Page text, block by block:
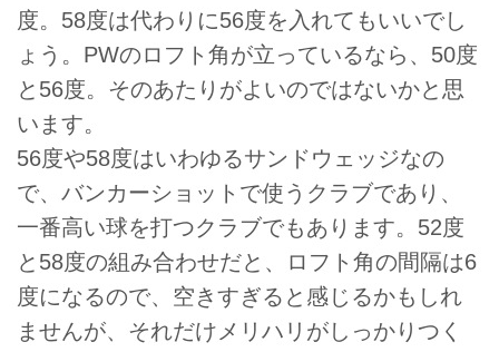
度。58度は代わりに56度を入れてもいいでし
ょう。PWのロフト角が立っているなら、50度
と56度。そのあたりがよいのではないかと思
います。
56度や58度はいわゆるサンドウェッジなの
で、バンカーショットで使うクラブであり、
一番高い球を打つクラブでもあります。52度
と58度の組み合わせだと、ロフト角の間隔は6
度になるので、空きすぎると感じるかもしれ
ませんが、それだけメリハリがしっかりつく